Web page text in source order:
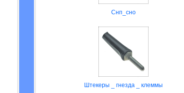
Снп_сно
Штекеры _ гнезда _ клеммы